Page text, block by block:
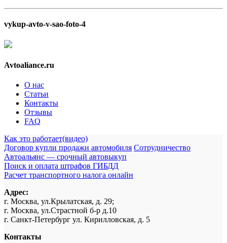
vykup-avto-v-sao-foto-4
Avtoaliance.ru
О нас
Статьи
Контакты
Отзывы
FAQ
Как это работает(видео)
Договор купли продажи автомобиля Сотрудничество
Автоальянс — срочный автовыкуп
Поиск и оплата штрафов ГИБДД
Расчет транспортного налога онлайн
Адрес:
г. Москва, ул.Крылатская, д. 29;
г. Москва, ул.Страстной б-р д.10
г. Санкт-Петербург ул. Кирилловская, д. 5
Контакты